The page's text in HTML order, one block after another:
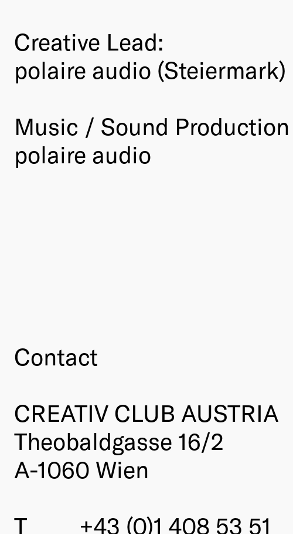
Creative Lead:
polaire audio (Steiermark)
Music / Sound Production
polaire audio
Contact
CREATIV CLUB AUSTRIA
Theobaldgasse 16/2
A-1060 Wien
T
+43 (0)1 408 53 51